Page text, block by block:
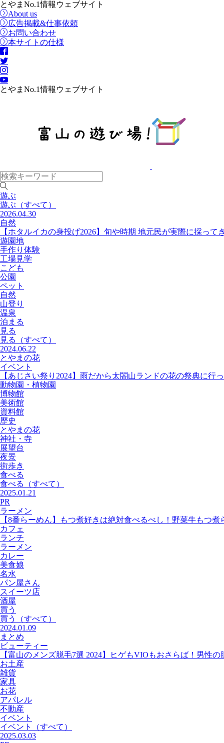
とやまNo.1情報ウェブサイト
About us
広告掲載&仕事依頼
お問い合わせ
本サイトの仕様
とやまNo.1情報ウェブサイト
遊ぶ
遊ぶ （すべて）
2026.04.30
自然
【ホタルイカの身投げ2026】旬や時期 地元民が実際に採って
遊園地
手作り体験
工場見学
こども
公園
ペット
自然
山登り
温泉
泊まる
見る
見る
（すべて）
2024.06.22
とやまの花
イベント
【あじさい祭り2024】雨だから太閤山ランドの花の祭典に行
動物園・植物園
博物館
美術館
資料館
歴史
とやまの花
神社・寺
展望台
夜景
街歩き
食べる
食べる
（すべて）
2025.01.21
PR
ラーメン
【8番らーめん】もつ煮好きは絶対食べるべし！野菜牛もつ
カフェ
ランチ
ラーメン
カレー
美食娘
名水
パン屋さん
スイーツ店
酒屋
買う
買う
（すべて）
2024.01.09
まとめ
ビューティー
【富山のメンズ脱毛7選 2024】ヒゲもVIOもおさらば！男性
お土産
雑貨
家具
お花
アパレル
不動産
イベント
イベント
（すべて）
2025.03.03